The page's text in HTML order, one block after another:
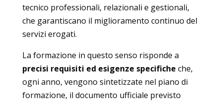
tecnico professionali, relazionali e gestionali,
che garantiscano il miglioramento continuo del
servizi erogati.
La formazione in questo senso risponde a
precisi requisiti ed esigenze specifiche che,
ogni anno, vengono sintetizzate nel piano di
formazione, il documento ufficiale previsto